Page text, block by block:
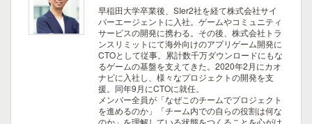
早稲田大学卒業後、SIer2社を経て株式会社サイ
バーエージェントに入社。ゲームやコミュニティ
サービスの開発に携わる。その後、株式会社トラ
ンスリミットにて海外向けのアプリゲーム開発に
CTOとして従事。累計数千万ダウンロードにもな
るゲームの基盤を支えてきた。2020年2月にカオ
ナビに入社し、様々なプロジェクトの開発を支
援。同年9月にCTOに就任。
メンバー全員が「なぜこのチームでプロジェクト
を進めるのか」「チーム内での自らの役割は何な
のか」を理解している状態をつくることを心がけ